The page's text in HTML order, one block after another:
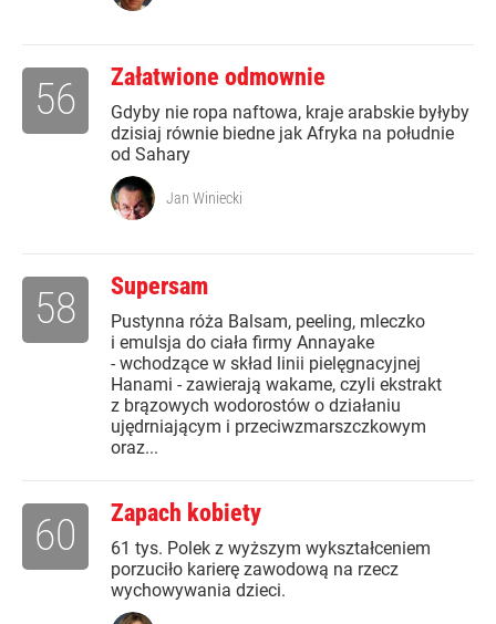
Załatwione odmownie
Gdyby nie ropa naftowa, kraje arabskie byłyby
dzisiaj równie biedne jak Afryka na południe
od Sahary
56
Jan Winiecki
Supersam
Pustynna róża Balsam, peeling, mleczko
i emulsja do ciała firmy Annayake
- wchodzące w skład linii pielęgnacyjnej
Hanami - zawierają wakame, czyli ekstrakt
z brązowych wodorostów o działaniu
ujędrniającym i przeciwzmarszczkowym
oraz...
58
Zapach kobiety
61 tys. Polek z wyższym wykształceniem
porzuciło karierę zawodową na rzecz
wychowywania dzieci.
60